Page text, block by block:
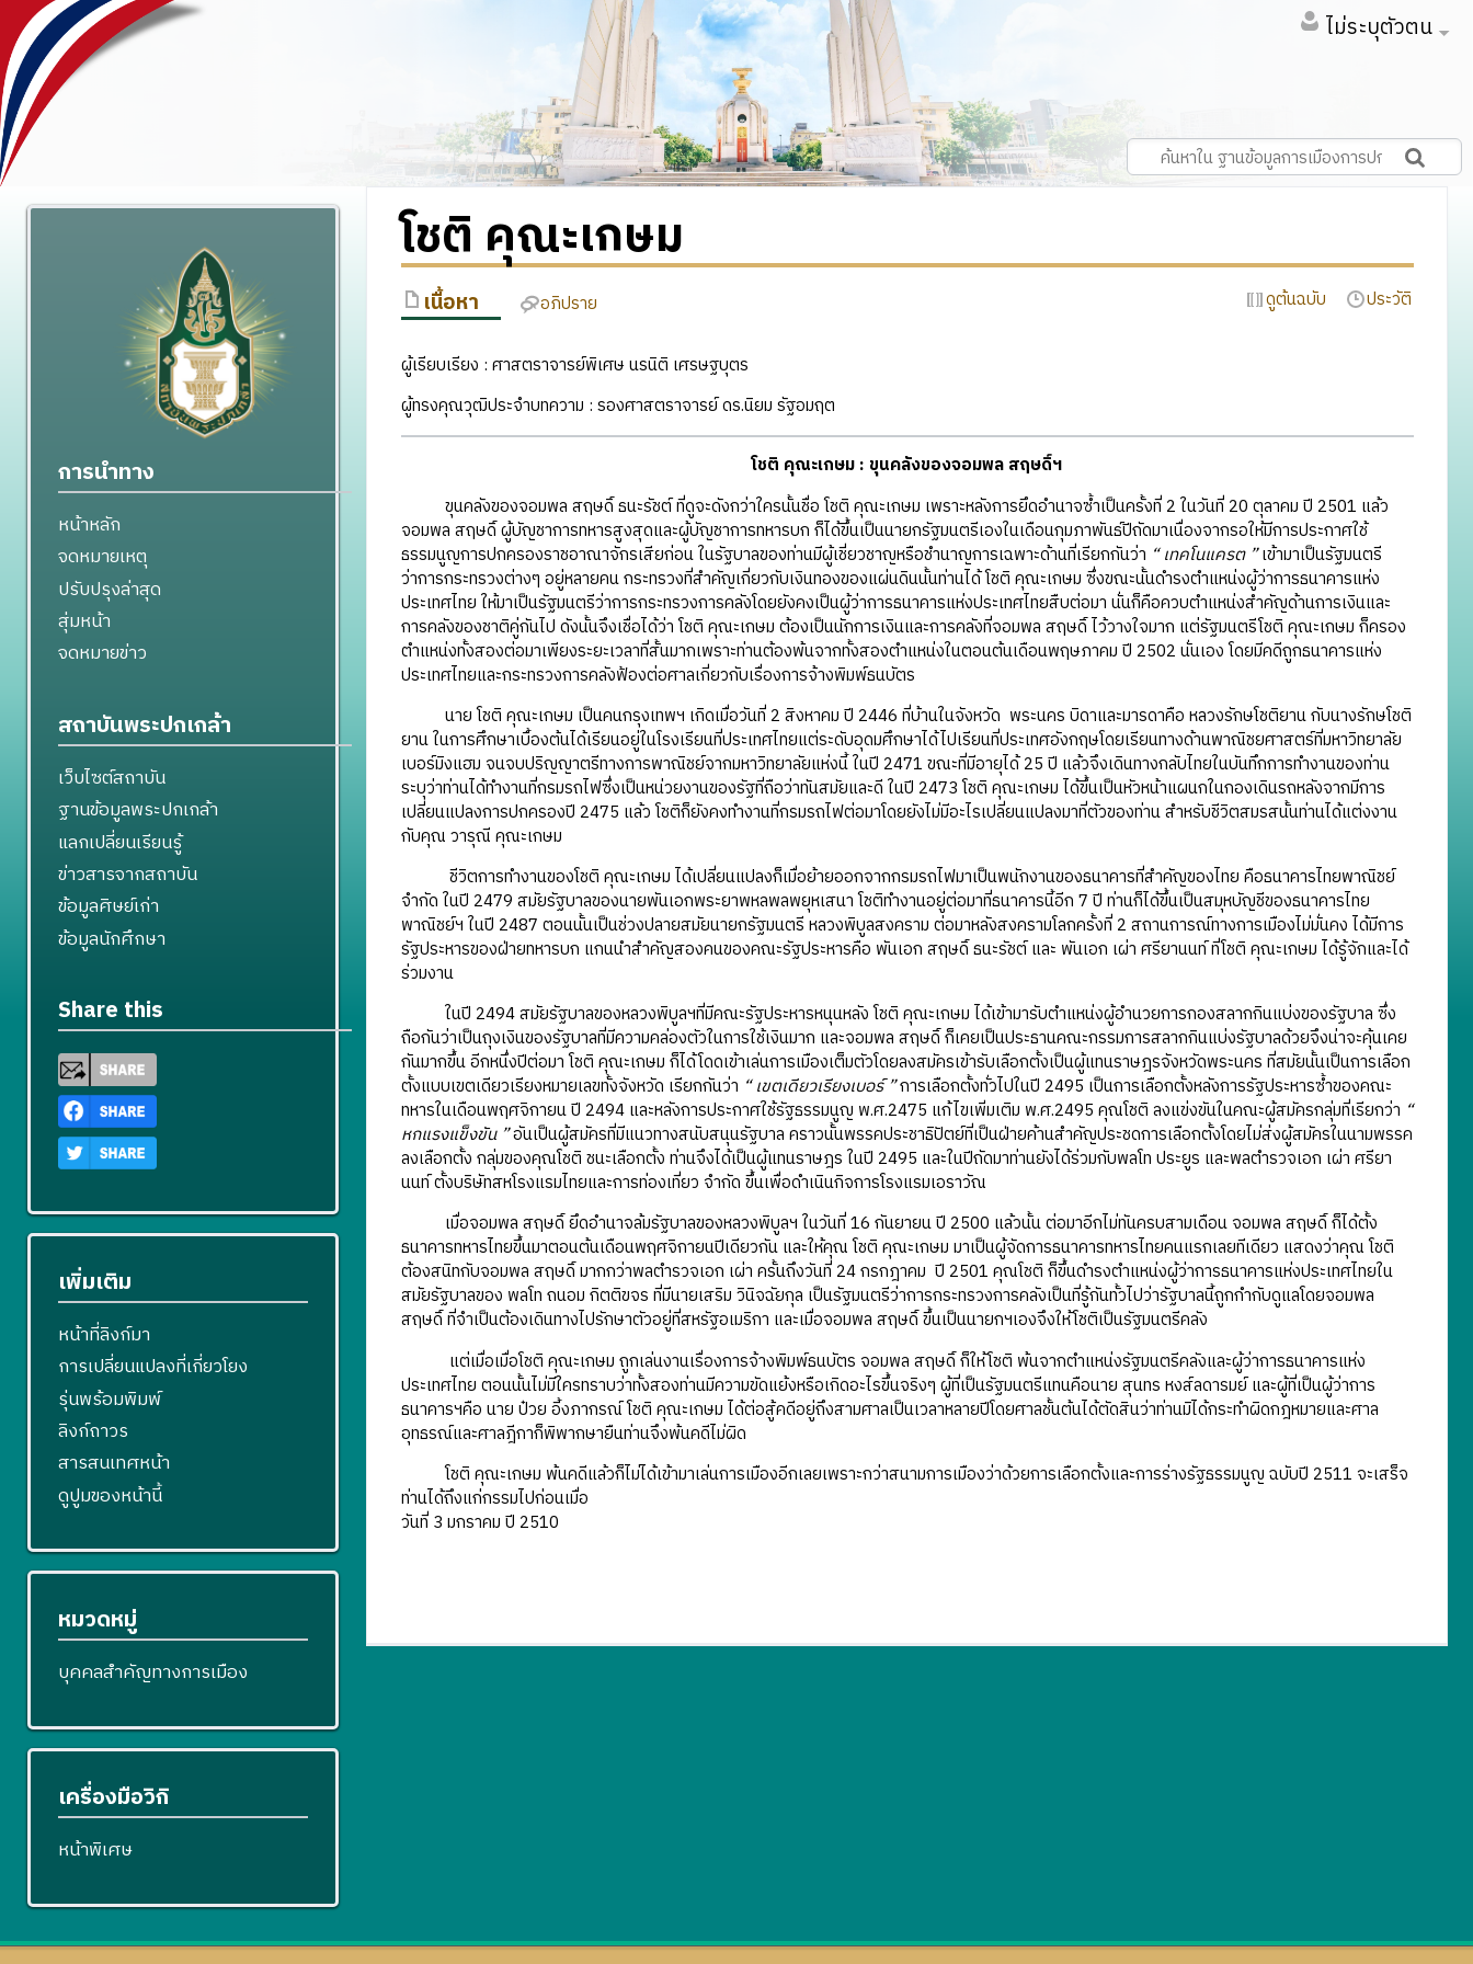
ไม่ระบุตัวตน
โชติ คุณะเกษม
เนื้อหา อภิปราย ดูต้นฉบับ ประวัติ
ผู้เรียบเรียง : ศาสตราจารย์พิเศษ นรนิติ เศรษฐบุตร
ผู้ทรงคุณวุฒิประจำบทความ : รองศาสตราจารย์ ดร.นิยม รัฐอมฤต
โชติ คุณะเกษม : ขุนคลังของจอมพล สฤษดิ์ฯ
ขุนคลังของจอมพล สฤษดิ์ ธนะรัชต์ ที่ดูจะดังกว่าใครนั้นชื่อ โชติ คุณะเกษม เพราะหลังการยึดอำนาจซ้ำเป็นครั้งที่ 2 ในวันที่ 20 ตุลาคม ปี 2501 แล้ว
จอมพล สฤษดิ์ ผู้บัญชาการทหารสูงสุดและผู้บัญชาการทหารบก ก็ได้ขึ้นเป็นนายกรัฐมนตรีเองในเดือนกุมภาพันธ์ปีถัดมาเนื่องจากรอให้มีการประกาศใช้
ธรรมนูญการปกครองราชอาณาจักรเสียก่อน ในรัฐบาลของท่านมีผู้เชี่ยวชาญหรือชำนาญการเฉพาะด้านที่เรียกกันว่า “ เทคโนแครต ”เข้ามาเป็นรัฐมนตรี
ว่าการกระทรวงต่างๆ อยู่หลายคน กระทรวงที่สำคัญเกี่ยวกับเงินทองของแผ่นดินนั้นท่านได้ โชติ คุณะเกษม ซึ่งขณะนั้นดำรงตำแหน่งผู้ว่าการธนาคารแห่ง
ประเทศไทย ให้มาเป็นรัฐมนตรีว่าการกระทรวงการคลังโดยยังคงเป็นผู้ว่าการธนาคารแห่งประเทศไทยสืบต่อมา นั่นก็คือควบตำแหน่งสำคัญด้านการเงินและ
การคลังของชาติคู่กันไป ดังนั้นจึงเชื่อได้ว่า โชติ คุณะเกษม ต้องเป็นนักการเงินและการคลังที่จอมพล สฤษดิ์ ไว้วางใจมาก แต่รัฐมนตรีโชติ คุณะเกษม ก็ครอง
ตำแหน่งทั้งสองต่อมาเพียงระยะเวลาที่สั้นมากเพราะท่านต้องพ้นจากทั้งสองตำแหน่งในตอนต้นเดือนพฤษภาคม ปี 2502 นั่นเอง โดยมีคดีถูกธนาคารแห่ง
ประเทศไทยและกระทรวงการคลังฟ้องต่อศาลเกี่ยวกับเรื่องการจ้างพิมพ์ธนบัตร
นาย โชติ คุณะเกษม เป็นคนกรุงเทพฯ เกิดเมื่อวันที่ 2 สิงหาคม ปี 2446 ที่บ้านในจังหวัด พระนคร บิดาและมารดาคือ หลวงรักษโชติยาน กับนางรักษโชติ
ยาน ในการศึกษาเบื้องต้นได้เรียนอยู่ในโรงเรียนที่ประเทศไทยแต่ระดับอุดมศึกษาได้ไปเรียนที่ประเทศอังกฤษโดยเรียนทางด้านพาณิชยศาสตร์ที่มหาวิทยาลัย
เบอร์มิงแฮม จนจบปริญญาตรีทางการพาณิชย์จากมหาวิทยาลัยแห่งนี้ ในปี 2471 ขณะที่มีอายุได้ 25 ปี แล้วจึงเดินทางกลับไทยในบันทึกการทำงานของท่าน
ระบุว่าท่านได้ทำงานที่กรมรถไฟซึ่งเป็นหน่วยงานของรัฐที่ถือว่าทันสมัยและดี ในปี 2473 โชติ คุณะเกษม ได้ขึ้นเป็นหัวหน้าแผนกในกองเดินรถหลังจากมีการ
เปลี่ยนแปลงการปกครองปี 2475 แล้ว โชติก็ยังคงทำงานที่กรมรถไฟต่อมาโดยยังไม่มีอะไรเปลี่ยนแปลงมาที่ตัวของท่าน สำหรับชีวิตสมรสนั้นท่านได้แต่งงาน
กับคุณ วารุณี คุณะเกษม
ชีวิตการทำงานของโชติ คุณะเกษม ได้เปลี่ยนแปลงก็เมื่อย้ายออกจากกรมรถไฟมาเป็นพนักงานของธนาคารที่สำคัญของไทย คือธนาคารไทยพาณิชย์
จำกัด ในปี 2479 สมัยรัฐบาลของนายพันเอกพระยาพหลพลพยุหเสนา โชติทำงานอยู่ต่อมาที่ธนาคารนี้อีก 7 ปี ท่านก็ได้ขึ้นเป็นสมุหบัญชีของธนาคารไทย
พาณิชย์ฯ ในปี 2487 ตอนนั้นเป็นช่วงปลายสมัยนายกรัฐมนตรี หลวงพิบูลสงคราม ต่อมาหลังสงครามโลกครั้งที่ 2 สถานการณ์ทางการเมืองไม่มั่นคง ได้มีการ
รัฐประหารของฝ่ายทหารบก แกนนำสำคัญสองคนของคณะรัฐประหารคือ พันเอก สฤษดิ์ ธนะรัชต์ และ พันเอก เผ่า ศรียานนท์ ที่โชติ คุณะเกษม ได้รู้จักและได้
ร่วมงาน
ในปี 2494 สมัยรัฐบาลของหลวงพิบูลฯที่มีคณะรัฐประหารหนุนหลัง โชติ คุณะเกษม ได้เข้ามารับตำแหน่งผู้อำนวยการกองสลากกินแบ่งของรัฐบาล ซึ่ง
ถือกันว่าเป็นถุงเงินของรัฐบาลที่มีความคล่องตัวในการใช้เงินมาก และจอมพล สฤษดิ์ ก็เคยเป็นประธานคณะกรรมการสลากกินแบ่งรัฐบาลด้วยจึงน่าจะคุ้นเคย
กันมากขึ้น อีกหนึ่งปีต่อมา โชติ คุณะเกษม ก็ได้โดดเข้าเล่นการเมืองเต็มตัวโดยลงสมัครเข้ารับเลือกตั้งเป็นผู้แทนราษฎรจังหวัดพระนคร ที่สมัยนั้นเป็นการเลือก
ตั้งแบบเขตเดียวเรียงหมายเลขทั้งจังหวัด เรียกกันว่า “ เขตเดียวเรียงเบอร์ ”การเลือกตั้งทั่วไปในปี 2495 เป็นการเลือกตั้งหลังการรัฐประหารซ้ำของคณะ
ทหารในเดือนพฤศจิกายน ปี 2494 และหลังการประกาศใช้รัฐธรรมนูญ พ.ศ.2475 แก้ไขเพิ่มเติม พ.ศ.2495 คุณโชติ ลงแข่งขันในคณะผู้สมัครกลุ่มที่เรียกว่า “
หกแรงแข็งขัน ”อันเป็นผู้สมัครที่มีแนวทางสนับสนุนรัฐบาล คราวนั้นพรรคประชาธิปัตย์ที่เป็นฝ่ายค้านสำคัญประชดการเลือกตั้งโดยไม่ส่งผู้สมัครในนามพรรค
ลงเลือกตั้ง กลุ่มของคุณโชติ ชนะเลือกตั้ง ท่านจึงได้เป็นผู้แทนราษฎร ในปี 2495 และในปีถัดมาท่านยังได้ร่วมกับพลโท ประยูร และพลตำรวจเอก เผ่า ศรียา
นนท์ ตั้งบริษัทสหโรงแรมไทยและการท่องเที่ยว จำกัด ขึ้นเพื่อดำเนินกิจการโรงแรมเอราวัณ
เมื่อจอมพล สฤษดิ์ ยึดอำนาจล้มรัฐบาลของหลวงพิบูลฯ ในวันที่ 16 กันยายน ปี 2500 แล้วนั้น ต่อมาอีกไม่ทันครบสามเดือน จอมพล สฤษดิ์ ก็ได้ตั้ง
ธนาคารทหารไทยขึ้นมาตอนต้นเดือนพฤศจิกายนปีเดียวกัน และให้คุณ โชติ คุณะเกษม มาเป็นผู้จัดการธนาคารทหารไทยคนแรกเลยทีเดียว แสดงว่าคุณ โชติ
ต้องสนิทกับจอมพล สฤษดิ์ มากกว่าพลตำรวจเอก เผ่า ครั้นถึงวันที่ 24 กรกฎาคม ปี 2501 คุณโชติ ก็ขึ้นดำรงตำแหน่งผู้ว่าการธนาคารแห่งประเทศไทยใน
สมัยรัฐบาลของ พลโท ถนอม กิตติขจร ที่มีนายเสริม วินิจฉัยกุล เป็นรัฐมนตรีว่าการกระทรวงการคลังเป็นที่รู้กันทั้วไปว่ารัฐบาลนี้ถูกกำกับดูแลโดยจอมพล
สฤษดิ์ ที่จำเป็นต้องเดินทางไปรักษาตัวอยู่ที่สหรัฐอเมริกา และเมื่อจอมพล สฤษดิ์ ขึ้นเป็นนายกฯเองจึงให้โชติเป็นรัฐมนตรีคลัง
แต่เมื่อเมื่อโชติ คุณะเกษม ถูกเล่นงานเรื่องการจ้างพิมพ์ธนบัตร จอมพล สฤษดิ์ ก็ให้โชติ พ้นจากตำแหน่งรัฐมนตรีคลังและผู้ว่าการธนาคารแห่ง
ประเทศไทย ตอนนั้นไม่มีใครทราบว่าทั้งสองท่านมีความขัดแย้งหรือเกิดอะไรขึ้นจริงๆ ผู้ที่เป็นรัฐมนตรีแทนคือนาย สุนทร หงส์ลดารมย์ และผู้ที่เป็นผู้ว่าการ
ธนาคารฯคือ นาย ป๋วย อี้งภากรณ์ โชติ คุณะเกษม ได้ต่อสู้คดีอยู่ถึงสามศาลเป็นเวลาหลายปีโดยศาลชั้นต้นได้ตัดสินว่าท่านมิได้กระทำผิดกฎหมายและศาล
อุทธรณ์และศาลฎีกาก็พิพากษายืนท่านจึงพ้นคดีไม่ผิด
โชติ คุณะเกษม พ้นคดีแล้วก็ไม่ได้เข้ามาเล่นการเมืองอีกเลยเพราะกว่าสนามการเมืองว่าด้วยการเลือกตั้งและการร่างรัฐธรรมนูญ ฉบับปี 2511 จะเสร็จ
ท่านได้ถึงแก่กรรมไปก่อนเมื่อ
วันที่ 3 มกราคม ปี 2510
การนำทาง
หน้าหลัก
จดหมายเหตุ
ปรับปรุงล่าสุด
สุ่มหน้า
จดหมายข่าว
สถาบันพระปกเกล้า
เว็บไซต์สถาบัน
ฐานข้อมูลพระปกเกล้า
แลกเปลี่ยนเรียนรู้
ข่าวสารจากสถาบัน
ข้อมูลศิษย์เก่า
ข้อมูลนักศึกษา
Share this
เพิ่มเติม
หน้าที่ลิงก์มา
การเปลี่ยนแปลงที่เกี่ยวโยง
รุ่นพร้อมพิมพ์
ลิงก์ถาวร
สารสนเทศหน้า
ดูปูมของหน้านี้
หมวดหมู่
บุคคลสำคัญทางการเมือง
เครื่องมือวิกิ
หน้าพิเศษ